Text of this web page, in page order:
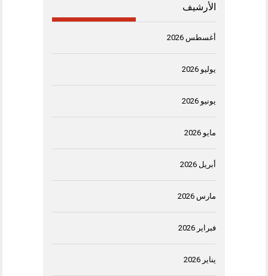
الأرشيف
أغسطس 2026
يوليو 2026
يونيو 2026
مايو 2026
أبريل 2026
مارس 2026
فبراير 2026
يناير 2026